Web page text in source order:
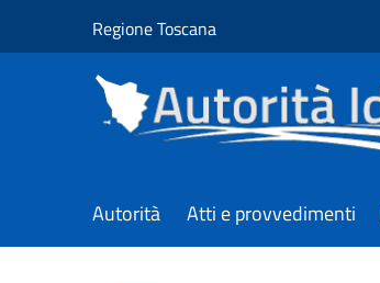
Regione Toscana
Autorità Atti e provvedimenti